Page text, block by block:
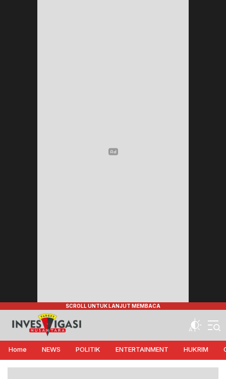
Target Investigasi Nusantara
Edukasi Nusantara
Home NEWS POLITIK ENTERTAINMENT HUKRIM